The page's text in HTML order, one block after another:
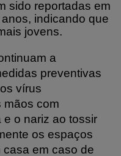
sido reportadas em
indicando que
jovens.
a
preventivas
vírus
mãos com
o nariz ao tossir
os espaços
casa em caso de